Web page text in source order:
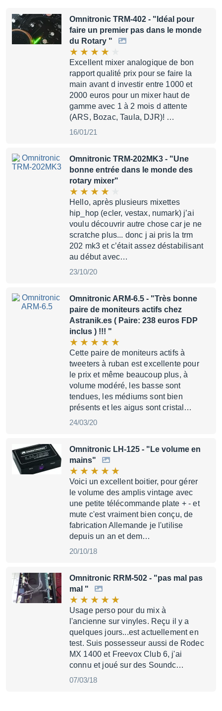
Omnitronic TRM-402 - "Idéal pour
faire un premier pas dans le monde
du Rotary "
Excellent mixer analogique de bon
rapport qualité prix pour se faire la
main avant d investir entre 1000 et
2000 euros pour un mixer haut de
gamme avec 1 à 2 mois d attente
(ARS, Bozac, Taula, DJR)! …
16/01/21
Omnitronic TRM-202MK3 - "Une
bonne entrée dans le monde des
rotary mixer"
Hello, après plusieurs mixettes
hip_hop (ecler, vestax, numark) j’ai
voulu découvrir autre chose car je ne
scratche plus... donc j ai pris la trm
202 mk3 et c’était assez déstabilisant
au début avec…
23/10/20
Omnitronic ARM-6.5 - "Très bonne
paire de moniteurs actifs chez
Astranik.es ( Paire: 238 euros FDP
inclus ) !!! "
Cette paire de moniteurs actifs à
tweeters à ruban est excellente pour
le prix et même beaucoup plus, à
volume modéré, les basse sont
tendues, les médiums sont bien
présents et les aigus sont cristal…
24/03/20
Omnitronic LH-125 - "Le volume en
mains"
Voici un excellent boitier, pour gérer
le volume des amplis vintage avec
une petite télécommande plate + - et
mute c'est vraiment bien conçu, de
fabrication Allemande je l'utilise
depuis un an et dem…
20/10/18
Omnitronic RRM-502 - "pas mal pas
mal "
Usage perso pour du mix à
l'ancienne sur vinyles. Reçu il y a
quelques jours...est actuellement en
test. Suis possesseur aussi de Rodec
MX 1400 et Freevox Club 6, j'ai
connu et joué sur des Soundc…
07/03/18